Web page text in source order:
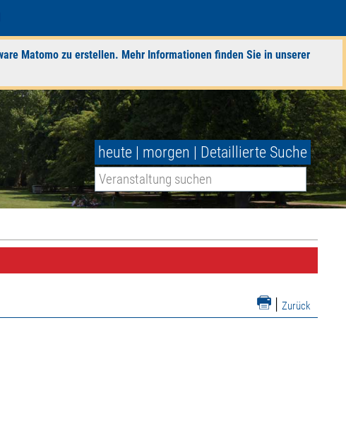
Matomo zu erstellen. Mehr Informationen finden Sie in unserer
heute | morgen | Detaillierte Suche
| Zurück